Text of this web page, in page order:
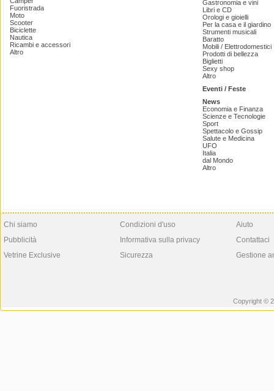
Fuoristrada
Moto
Scooter
Biciclette
Nautica
Ricambi e accessori
Altro
Gastronomia e vini
Libri e CD
Orologi e gioielli
Per la casa e il giardino
Strumenti musicali
Baratto
Mobili / Elettrodomestici
Prodotti di bellezza
Biglietti
Sexy shop
Altro
Eventi / Feste
News
Economia e Finanza
Scienze e Tecnologie
Sport
Spettacolo e Gossip
Salute e Medicina
UFO
Italia
dal Mondo
Altro
Chi siamo
Pubblicità
Vetrine Exclusive
Condizioni d'uso
Informativa sulla privacy
Sicurezza
Aiuto
Contattaci
Gestione
Copyright ©